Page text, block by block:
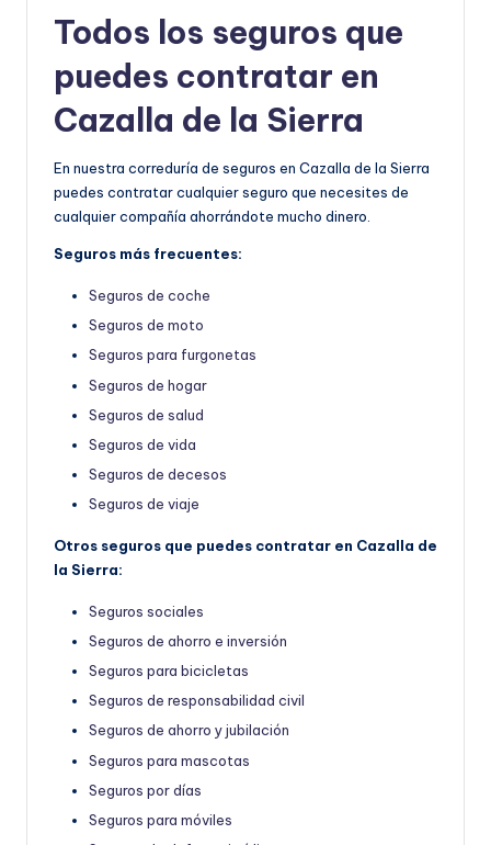
Todos los seguros que
puedes contratar en
Cazalla de la Sierra
En nuestra correduría de seguros en Cazalla de la Sierra
puedes contratar cualquier seguro que necesites de
cualquier compañía ahorrándote mucho dinero.
Seguros más frecuentes:
Seguros de coche
Seguros de moto
Seguros para furgonetas
Seguros de hogar
Seguros de salud
Seguros de vida
Seguros de decesos
Seguros de viaje
Otros seguros que puedes contratar en Cazalla de
la Sierra:
Seguros sociales
Seguros de ahorro e inversión
Seguros para bicicletas
Seguros de responsabilidad civil
Seguros de ahorro y jubilación
Seguros para mascotas
Seguros por días
Seguros para móviles